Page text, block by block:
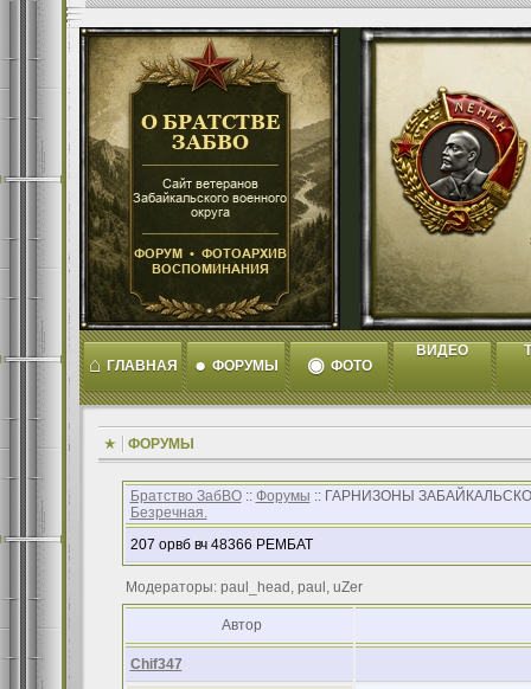
⌂ ГЛАВНАЯ ● ФОРУМЫ ◉ ФОТО
ВИДЕО
ФОРУМЫ
Братство ЗабВО:: Форумы :: ГАРНИЗОНЫ
Безречная.
207 орвб вч 48366 РЕМБАТ
Модераторы: paul_head, paul, uZer
Автор
Chif347